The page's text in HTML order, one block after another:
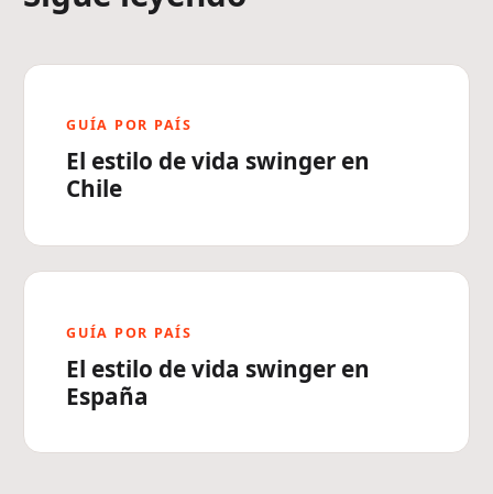
GUÍA POR PAÍS
El estilo de vida swinger en
Chile
GUÍA POR PAÍS
El estilo de vida swinger en
España